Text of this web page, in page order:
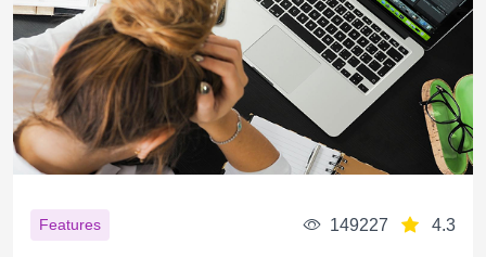
Features 149227 4.3